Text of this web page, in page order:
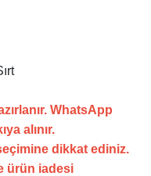
WhatsApp
alınır.
dikkat ediniz.
ürün iadesi